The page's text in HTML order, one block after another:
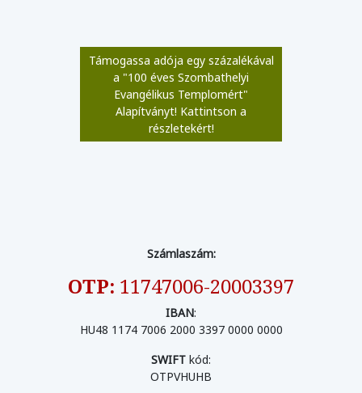
Támogassa adója egy százalékával
a "100 éves Szombathelyi
Evangélikus Templomért"
Alapítványt! Kattintson a
részletekért!
Számlaszám:
OTP: 11747006-20003397
IBAN:
HU48 1174 7006 2000 3397 0000 0000
SWIFT kód:
OTPVHUHB